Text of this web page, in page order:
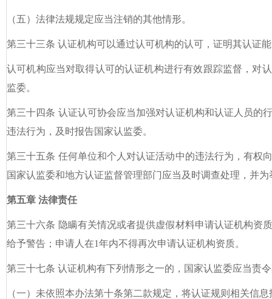
（五）法律法规规定应当注销的其他情形。
第三十三条 认证机构可以通过认可机构的认可，证明其认证
认可机构应当对取得认可的认证机构进行有效跟踪监督，对
监委。
第三十四条 认证认可协会应当加强对认证机构和认证人员的
违法行为，及时报告国家认监委。
第三十五条 任何单位和个人对认证活动中的违法行为，有权
国家认监委和地方认证监督管理部门应当及时调查处理，并
第五章 法律责任
第三十六条 隐瞒有关情况或者提供虚假材料申请认证机构资
给予警告；申请人在1年内不得再次申请认证机构资质。
第三十七条 认证机构有下列情形之一的，国家认监委应当责
（一）未依照本办法第十条第二款规定，将认证规则相关信